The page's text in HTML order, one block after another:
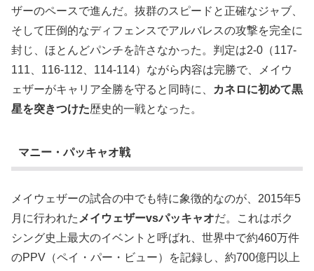
ザーのペースで進んだ。抜群のスピードと正確なジャブ、
そして圧倒的なディフェンスでアルバレスの攻撃を完全に
封じ、ほとんどパンチを許さなかった。判定は2-0（117-
111、116-112、114-114）ながら内容は完勝で、メイウ
ェザーがキャリア全勝を守ると同時に、
カネロに初めて黒
星を突きつけた歴史的一戦となった。
マニー・パッキャオ戦
メイウェザーの試合の中でも特に象徴的なのが、2015年5
月に行われた メイウェザーvsパッキャオだ。これはボク
シング史上最大のイベントと呼ばれ、世界中で約460万件
のPPV（ペイ・パー・ビュー）を記録し、約700億円以上